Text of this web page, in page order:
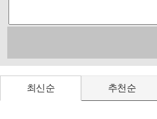
최신순 추천순